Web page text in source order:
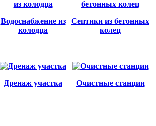
Водоснабжение из
колодца
Септики из бетонных
колец
Дренаж участка Очистные станции